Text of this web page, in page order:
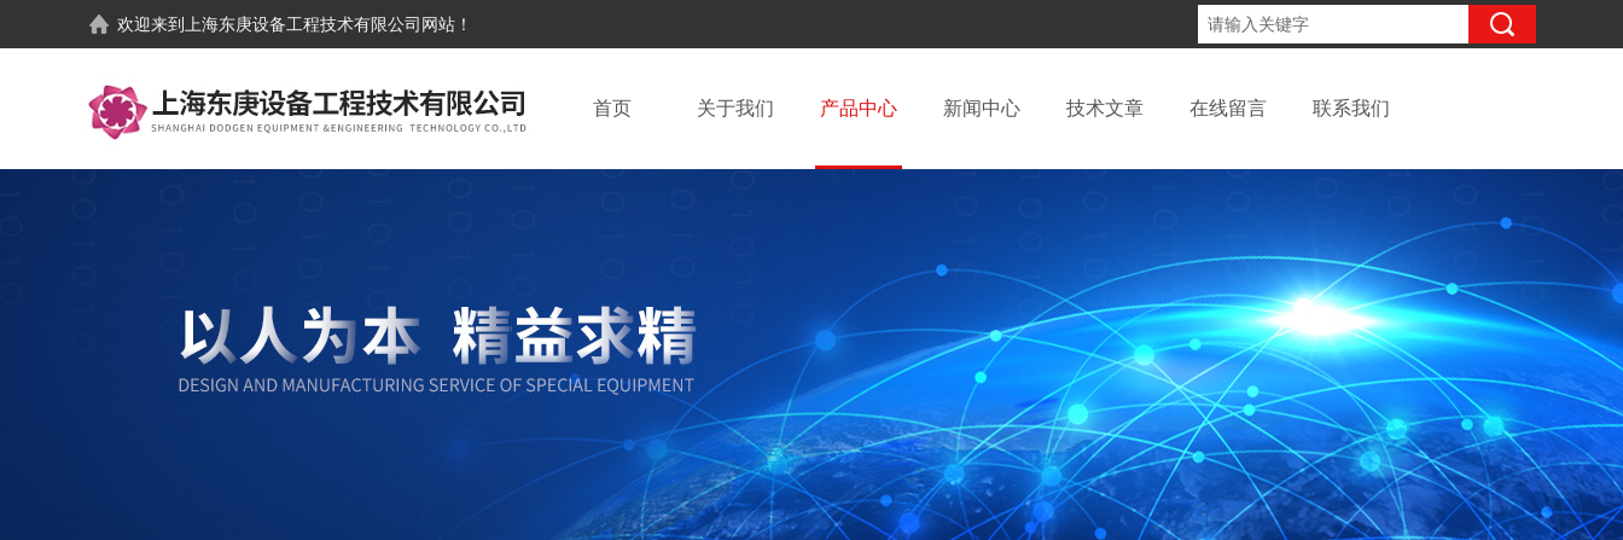
欢迎来到 上海东庚设备工程技术有限公司 网站！
首页 关于我们 产品中心 新闻中心 技术文章 在线留言 联系我们